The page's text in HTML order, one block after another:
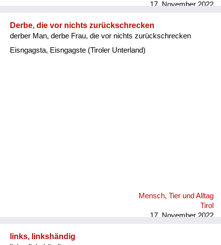
17. November 2022
Derbe, die vor nichts zurückschrecken
derber Man, derbe Frau, die vor nichts zurückschrecken
Eisngagsta, Eisngagste (Tiroler Unterland)
Mensch, Tier und Alltag
Tirol
17. November 2022
links, linkshändig